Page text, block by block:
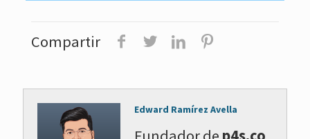
Compartir
Edward Ramírez Avella